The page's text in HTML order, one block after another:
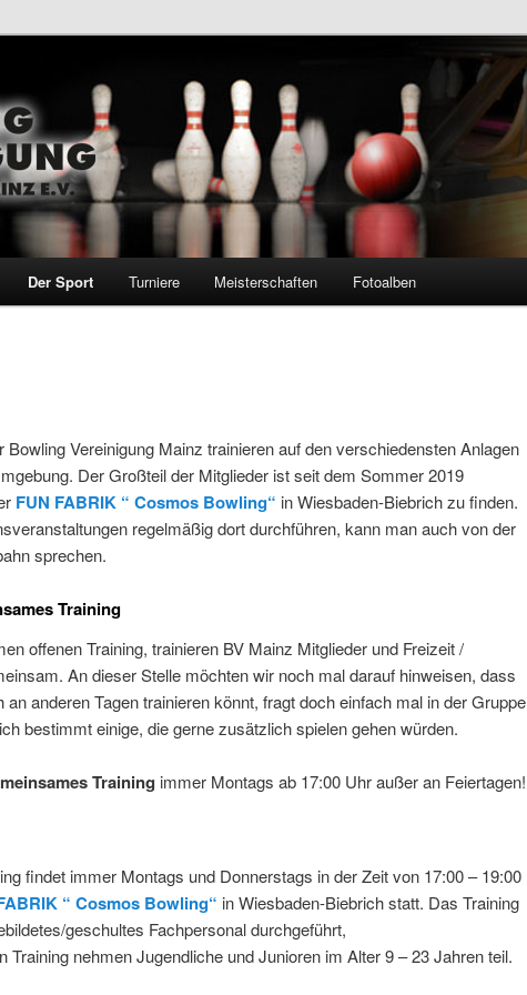
Mainz e.V.
Der Sport Turniere Meisterschaften Fotoalben
Bowling Vereinigung Mainz trainieren auf den verschiedensten Anlagen
Der Großteil der Mitglieder ist seit dem Sommer 2019
FUN FABRIK “ Cosmos Bowling“ in Wiesbaden-Biebrich zu finden.
regelmäßig dort durchführen, kann man auch von der
sprechen.
Training
offenen Training, trainieren BV Mainz Mitglieder und Freizeit /
An dieser Stelle möchten wir noch mal darauf hinweisen, dass
an anderen Tagen trainieren könnt, fragt doch einfach mal in der Gruppe
bestimmt einige, die gerne zusätzlich spielen gehen würden.
Training immer Montags ab 17:00 Uhr außer an Feiertagen!
findet immer Montags und Donnerstags in der Zeit von 17:00 – 19:00
“ Cosmos Bowling“ in Wiesbaden-Biebrich statt. Das Training
geschultes Fachpersonal durchgeführt,
Training nehmen Jugendliche und Junioren im Alter 9 – 23 Jahren teil.